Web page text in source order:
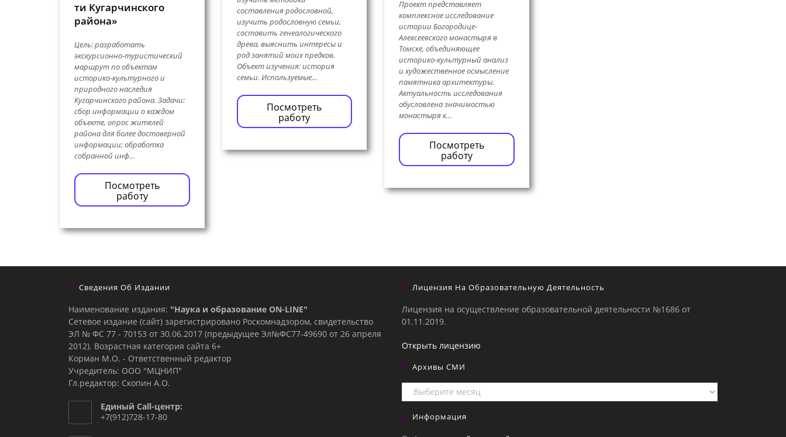
ти Кугарчинского
района»
Цель: разработать
экскурсионно-туристический
маршрут по объектам
историко-культурного и
природного наследия
Кугарчинского района. Задачи:
сбор информации о каждом
объекте, опрос жителей
района для более достоверной
информации; обработка
собранной инф…
Посмотреть
работу
составления родословной,
изучить родословную семьи,
составить генеалогического
древа, выяснить интересы и
род занятий моих предков.
Объект изучения: история
семьи. Используемые…
Посмотреть
работу
Проект представляет
комплексное исследование
истории Богородице-
Алексеевского монастыря в
Томске, объединяющее
историко-культурный анализ
и художественное осмысление
памятника архитектуры.
Актуальность исследования
обусловлена значимостью
монастыря к…
Посмотреть
работу
Сведения Об Издании
Наименование издания: "Наука и образование ON-LINE"
Сетевое издание (сайт) зарегистрировано Роскомнадзором, свидетельство
ЭЛ № ФС 77 - 70153 от 30.06.2017 (предыдущее Эл№ФC77-49690 от 26 апреля
2012). Возрастная категория сайта 6+
Корман М.О. - Ответственный редактор
Учредитель: ООО "МЦНИП"
Гл.редактор: Скопин А.О.
Единый Call-центр:
+7(912)728-17-80
Лицензия На Образовательную Деятельность
Лицензия на осуществление образовательной деятельности №1686 от
01.11.2019.
Открыть лицензию
Архивы СМИ
Архивы
СМИ
Информация